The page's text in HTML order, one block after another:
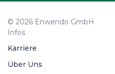
© 2026 Enwendo GmbH
Infos
Karriere
Über Uns